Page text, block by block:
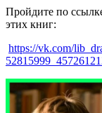
Пройдите по
этих книг:
https://vk.com/